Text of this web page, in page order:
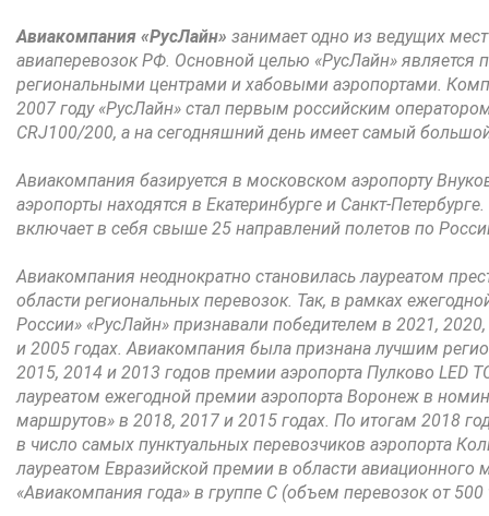
Авиакомпания «РусЛайн» занимает одно из ведущих
авиаперевозок РФ. Основной целью «РусЛайн» является
региональными центрами и хабовыми аэропортами.
2007 году «РусЛайн» стал первым российским
CRJ100/200, а на сегодняшний день имеет самый
Авиакомпания базируется в московском аэропорту
аэропорты находятся в Екатеринбурге и Санкт-
включает в себя свыше 25 направлений полетов по
Авиакомпания неоднократно становилась лауреатом
области региональных перевозок. Так, в рамках
России» «РусЛайн» признавали победителем в 2021,
и 2005 годах. Авиакомпания была признана лучшим
2015, 2014 и 2013 годов премии аэропорта Пулково LED
лауреатом ежегодной премии аэропорта Воронеж в
маршрутов» в 2018, 2017 и 2015 годах. По итогам 2018
в число самых пунктуальных перевозчиков аэропорта
лауреатом Евразийской премии в области авиационного
«Авиакомпания года» в группе С (объем перевозок от